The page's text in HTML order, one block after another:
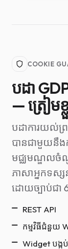
COOKIE
បដា
— ត្រៀម
បដាការយល់ព្
បានជាមួយនឹង
មជ្ឈមណ្ឌលចំ
ភាសាអ្នកទស្
ដោយច្បាប់ជា
REST API
កម្មវិធីជំនួយ
Widget បង្កប់